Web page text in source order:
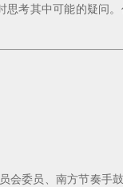
考其中可能的疑问
委员、南方节奏手